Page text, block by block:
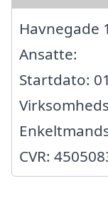
Havnegade
Ansatte:
Startdato:
CVR: